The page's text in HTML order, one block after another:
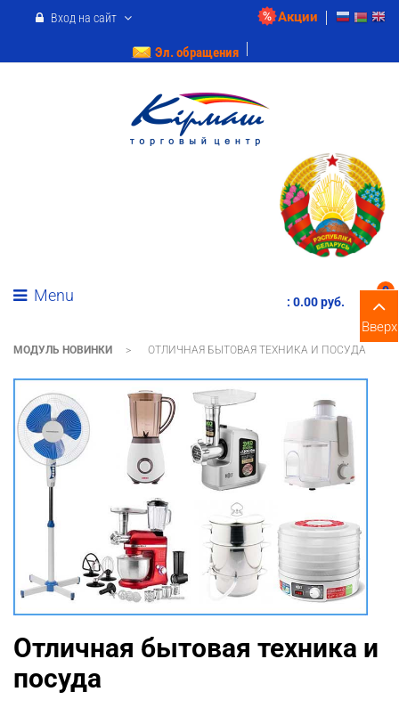
Акции
Вход на сайт
Эл. обращения
Menu
0
: 0.00 pуб.
МОДУЛЬ НОВИНКИ > ОТЛИЧНАЯ БЫТОВАЯ ТЕХНИКА И ПОСУДА
Отличная бытовая техника и
посуда
Вверх